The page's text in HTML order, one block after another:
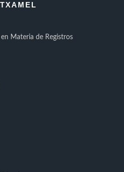
Materia de Registros